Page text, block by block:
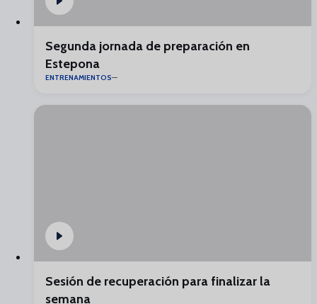
Segunda jornada de preparación en
Estepona
ENTRENAMIENTOS
Sesión de recuperación para finalizar la
semana